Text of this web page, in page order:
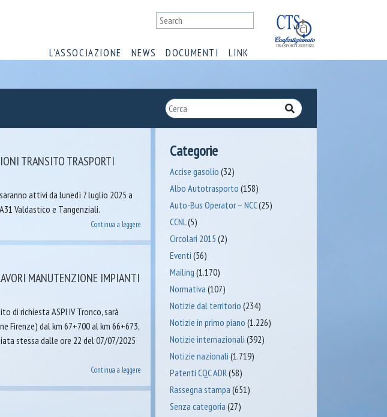
L’ASSOCIAZIONE NEWS DOCUMENTI LINK
TRANSITO TRASPORTI
attivi da lunedì 7 luglio 2025 a
Valdastico e Tangenziali.
Continua a leggere
MANUTENZIONE IMPIANTI
di richiesta ASPI IV Tronco, sarà
Firenze) dal km 67+700 al km 66+673,
stessa dalle ore 22 del 07/07/2025
Continua a leggere
Categorie
Accise gasolio (32)
Albo Autotrasporto (158)
Auto-Bus Operator – NCC(25)
CCNL(5)
Circolari 2015 (2)
Eventi (56)
Mailing (1.170)
Normativa (107)
Notizie dal territorio (234)
Notizie in primo piano (1.226)
Notizie internazionali (392)
Notizie nazionali (1.719)
Patenti CQC ADR(58)
Rassegna stampa (651)
Senza categoria (27)